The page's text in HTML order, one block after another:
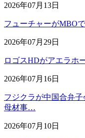
2026年07月13日
フューチャーがMBO
2026年07月29日
ロゴスHDがアエラホ
2026年07月16日
フジクラが中国合弁
母材事…
2026年07月10日